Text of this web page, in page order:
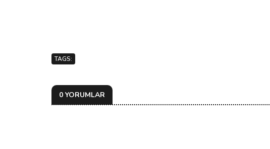
TAGS:
0 YORUMLAR